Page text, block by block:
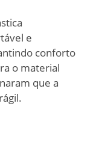
e
conforto
o material
que a